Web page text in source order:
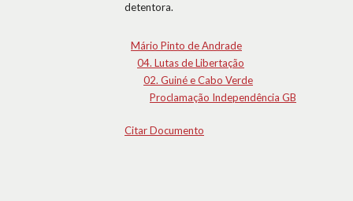
detentora.
Mário Pinto de Andrade
04. Lutas de Libertação
02. Guiné e Cabo Verde
Proclamação Independência GB
Citar Documento